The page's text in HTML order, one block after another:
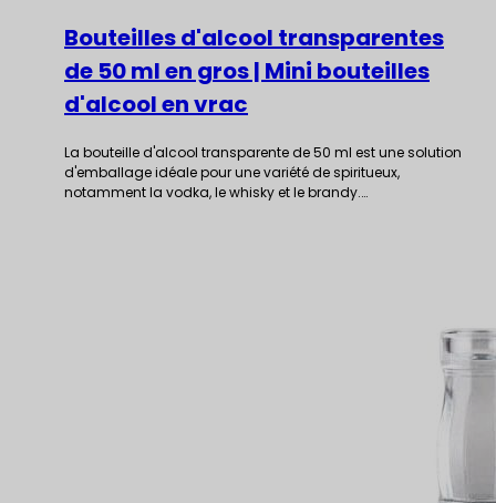
Bouteilles d'alcool transparentes
de 50 ml en gros | Mini bouteilles
d'alcool en vrac
La bouteille d'alcool transparente de 50 ml est une solution
d'emballage idéale pour une variété de spiritueux,
notamment la vodka, le whisky et le brandy.…